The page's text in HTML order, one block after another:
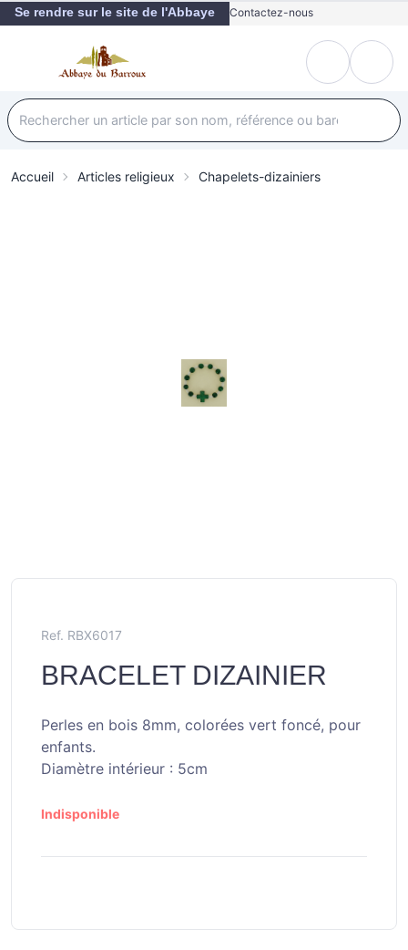
Se rendre sur le site de l'Abbaye Contactez-nous
Accueil Articles religieux Chapelets-dizainiers
Ref. RBX6017
BRACELET DIZAINIER
Perles en bois 8mm, colorées vert foncé, pour
enfants.
Diamètre intérieur : 5cm
Indisponible